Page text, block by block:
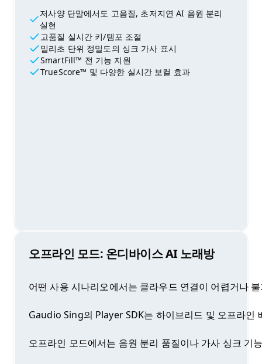
저사양 단말에서도 고음질, 초저지연 AI 음원 분리
실현
고품질 실시간 키/템포 조절
밀리초 단위 정밀도의 싱크 가사 표시
SmartFill™ 전 기능 지원
TrueScore™ 및 다양한 실시간 보컬 효과
오프라인 모드: 온디바이스 AI 노래방
어떤 사용 시나리오에서는 클라우드 연결이 어렵거나
Gaudio Sing의 Player SDK는 하이브리드 및 오프라
오프라인 모드에서는 음원 분리 품질이나 가사 싱크 기